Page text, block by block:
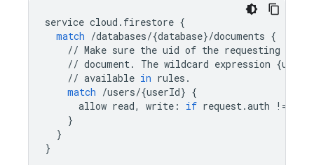
service cloud . firestore {
match /databases/{database}/documents {
// Make sure the uid of the requesting
// document. The wildcard expression {
// available in rules .
match /users/{userId} {
allow read, write : if request.auth !=
}
}
}